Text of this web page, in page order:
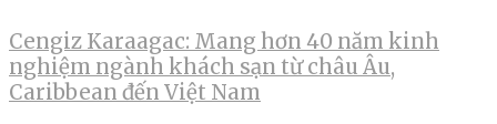
Cengiz Karaagac: Mang hơn 40 năm kinh
nghiệm ngành khách sạn từ châu Âu,
Caribbean đến Việt Nam